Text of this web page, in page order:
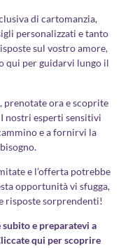
di cartomanzia,
personalizzati e tanto
sul vostro amore,
qui per guidarvi lungo il
prenotate ora e scoprite
nostri esperti sensitivi
e a fornirvi la
e l’offerta potrebbe
opportunità vi sfugga,
risposte sorprendenti!
e preparatevi a
qui per scoprire